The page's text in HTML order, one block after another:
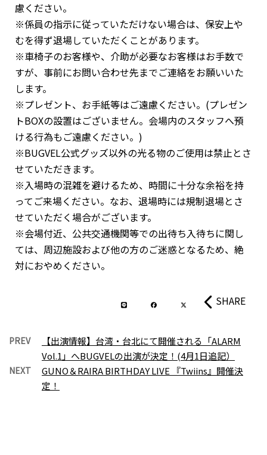
慮ください。
※係員の指示に従っていただけない場合は、保安上や
むを得ず退場していただくことがあります。
※車椅子のお客様や、介助が必要なお客様はお手数で
すが、事前にお問い合わせ先までご連絡をお願いいた
します。
※プレゼント、お手紙等はご遠慮ください。(プレゼン
トBOXの設置はございません。会場内のスタッフへ預
ける行為もご遠慮ください。)
※BUGVEL公式グッズ以外の光る物のご使用は禁止とさ
せていただきます。
※入場時の混雑を避けるため、時間に十分な余裕を持
ってご来場ください。なお、退場時には規制退場とさ
せていただく場合がございます。
※会場付近、公共交通機関等での出待ち入待ちに関し
ては、周辺施設および他の方のご迷惑となるため、絶
対におやめください。
SHARE
PREV
【出演情報】台湾・台北にて開催される「ALARM
Vol.1」へBUGVELの出演が決定！(4月1日追記）
NEXT
GUNO＆RAIRA BIRTHDAY LIVE 『Twiins』開催決
定！